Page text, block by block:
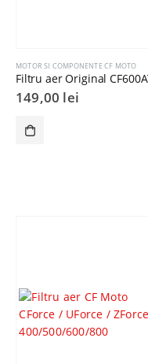
MOTOR SI COMPONENTE CF MOTO
149,00 lei